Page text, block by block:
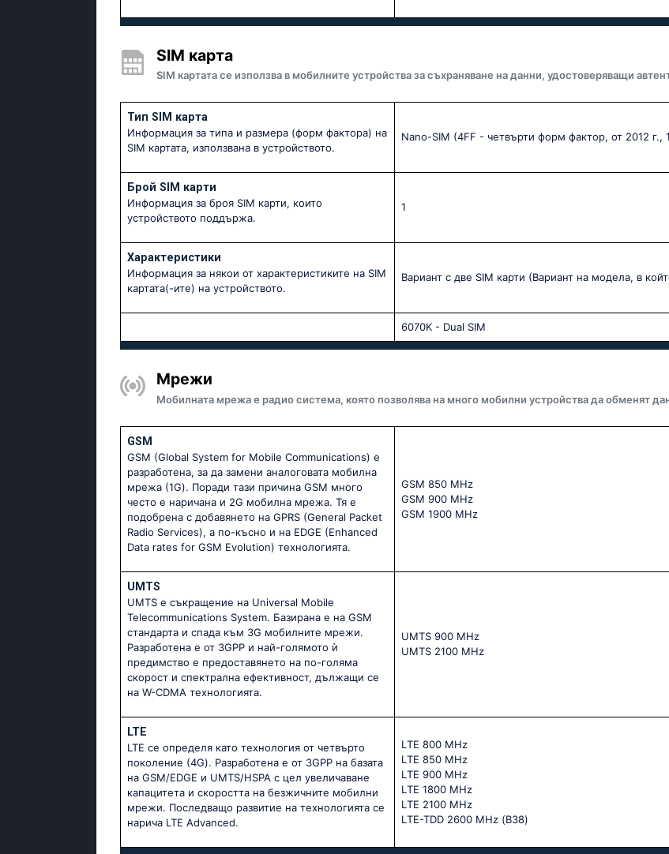
SIM карта
SIM картата се използва в мобилните устройства за съхраняване на данни, удостоверяващи
Тип SIM карта
Информация за типа и размера (форм фактора) на
SIM картата, използвана в устройството.
Nano-SIM (4FF - четвърти форм фактор, от 2012 г.,
Брой SIM карти
Информация за броя SIM карти, които
устройството поддържа.
1
Характеристики
Информация за някои от характеристиките на SIM
картата(-ите) на устройството.
Вариант с две SIM карти (Вариант на модела, в
6070K - Dual SIM
Мрежи
Мобилната мрежа е радио система, която позволява на много мобилни устройства да обменят
GSM
GSM (Global System for Mobile Communications) е
разработена, за да замени аналоговата мобилна
мрежа (1G). Поради тази причина GSM много
често е наричана и 2G мобилна мрежа. Тя е
подобрена с добавянето на GPRS (General Packet
Radio Services), а по-късно и на EDGE (Enhanced
Data rates for GSM Evolution) технологията.
GSМ 850 МНz
GSМ 900 МНz
GSМ 1900 МНz
UMTS
UMTS е съкращение на Universal Mobile
Telecommunications System. Базирана е на GSM
стандарта и спада към 3G мобилните мрежи.
Разработена е от 3GPP и най-голямото ѝ
предимство е предоставянето на по-голяма
скорост и спектрална ефективност, дължащи се
на W-CDMA технологията.
UМТS 900 МНz
UМТS 2100 МНz
LTE
LTE се определя като технология от четвърто
поколение (4G). Разработена е от 3GPP на базата
на GSM/EDGE и UMTS/HSPA с цел увеличаване
капацитета и скоростта на безжичните мобилни
мрежи. Последващо развитие на технологията се
нарича LTE Advanced.
LТЕ 800 МНz
LТЕ 850 МНz
LТЕ 900 МНz
LТЕ 1800 МНz
LТЕ 2100 МНz
LТЕ-ТDD 2600 МНz (В38)